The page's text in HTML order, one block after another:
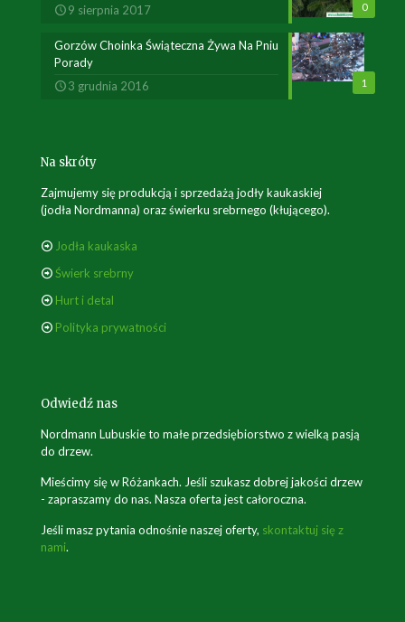
0
9 sierpnia 2017
1
Gorzów Choinka Świąteczna Żywa Na Pniu
Porady
3 grudnia 2016
Na skróty
Zajmujemy się produkcją i sprzedażą jodły kaukaskiej
(jodła Nordmanna) oraz świerku srebrnego (kłującego).
Jodła kaukaska
Świerk srebrny
Hurt i detal
Polityka prywatności
Odwiedź nas
Nordmann Lubuskie to małe przedsiębiorstwo z wielką pasją
do drzew.
Mieścimy się w Różankach. Jeśli szukasz dobrej jakości drzew
- zapraszamy do nas. Nasza oferta jest całoroczna.
Jeśli masz pytania odnośnie naszej oferty, skontaktuj się z
nami.